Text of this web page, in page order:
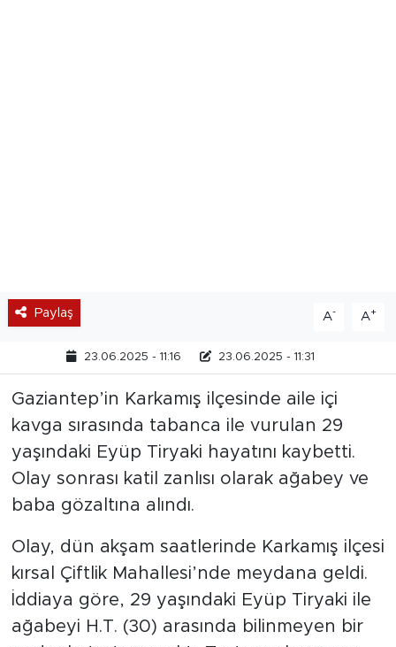
Paylaş A- A+
23.06.2025 - 11:16 23.06.2025 - 11:31
Gaziantep’in Karkamış ilçesinde aile içi
kavga sırasında tabanca ile vurulan 29
yaşındaki Eyüp Tiryaki hayatını kaybetti.
Olay sonrası katil zanlısı olarak ağabey ve
baba gözaltına alındı.
Olay, dün akşam saatlerinde Karkamış ilçesi
kırsal Çiftlik Mahallesi’nde meydana geldi.
İddiaya göre, 29 yaşındaki Eyüp Tiryaki ile
ağabeyi H.T. (30) arasında bilinmeyen bir